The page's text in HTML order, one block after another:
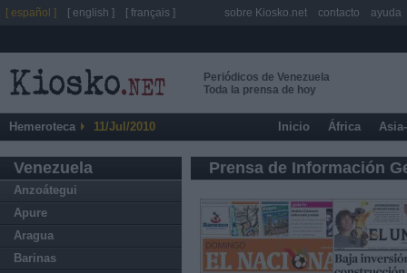
Periódicos de Venezuela
Toda la prensa de hoy
Hemeroteca 11/Jul/2010 Inicio África
Venezuela
Anzoátegui
Apure
Aragua
Barinas
Prensa de Información
[ español ] [ english ] [ français ] sobre Kiosko.net contacto ayuda